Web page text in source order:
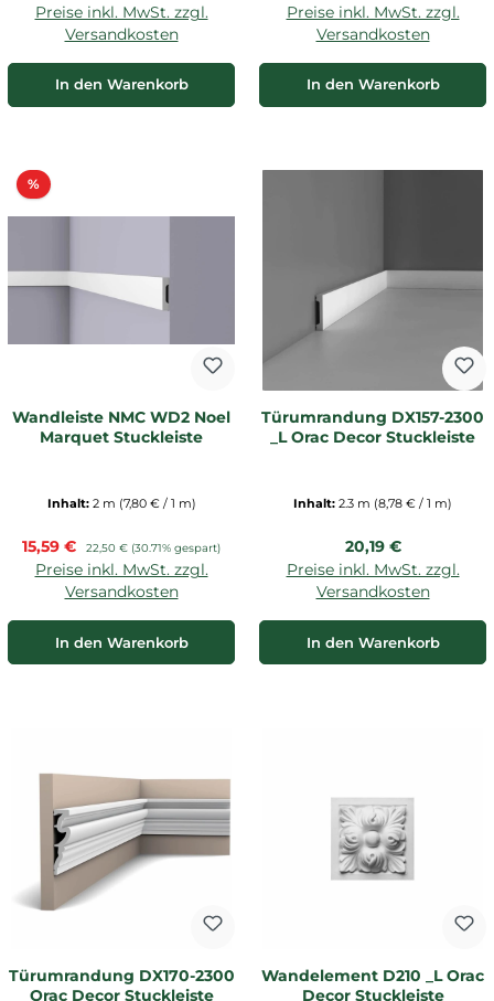
Preise inkl. MwSt. zzgl.
Versandkosten
In den Warenkorb
Preise inkl. MwSt. zzgl.
Versandkosten
In den Warenkorb
%Rabatt
Wandleiste NMC WD2 Noel
Marquet Stuckleiste
Inhalt: 2 m (7,80 € / 1 m)
Verkaufspreis:
15,59 € Regulärer Preis:
22,50 € (30.71% gespart)
Preise inkl. MwSt. zzgl.
Versandkosten
In den Warenkorb
Türumrandung DX157-2300
_L Orac Decor Stuckleiste
Inhalt: 2.3 m (8,78 € / 1 m)
Regulärer Preis:
20,19 €
Preise inkl. MwSt. zzgl.
Versandkosten
In den Warenkorb
Türumrandung DX170-2300
Orac Decor Stuckleiste
Wandelement D210 _L Orac
Decor Stuckleiste